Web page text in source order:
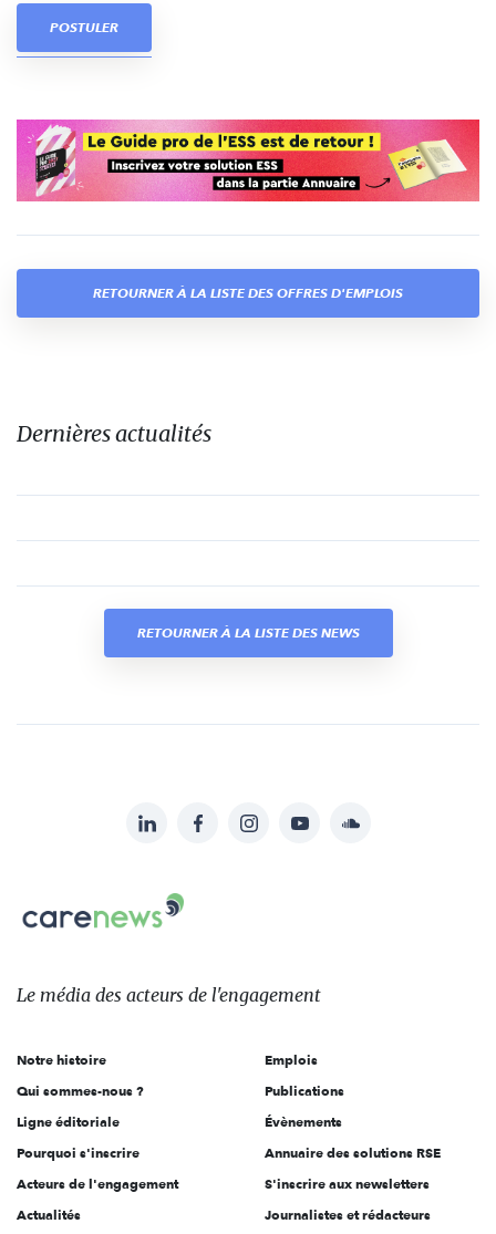
POSTULER
RETOURNER À LA LISTE DES OFFRES D'EMPLOIS
Dernières actualités
RETOURNER À LA LISTE DES NEWS
sur:
LinkedInFacebookInstagramYouTubeSoundcloud
Le
des
l'engagement
Le média des acteurs de l'engagement
Notre histoire
Qui sommes-nous ?
Ligne éditoriale
Pourquoi s'inscrire
Acteurs de l'engagement
Actualités
Emplois
Publications
Évènements
Annuaire des solutions RSE
S'inscrire aux newsletters
Journalistes et rédacteurs